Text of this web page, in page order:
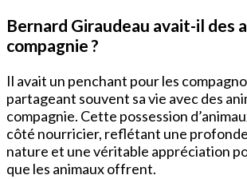
Bernard Giraudeau avait-il des
compagnie ?
Il avait un penchant pour les
partageant souvent sa vie avec des
compagnie. Cette possession
côté nourricier, reflétant une
nature et une véritable appréciation
que les animaux offrent.